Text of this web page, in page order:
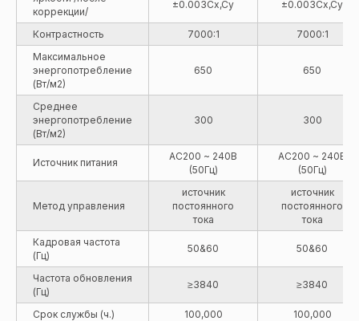
коррекции/
±0.003Cx,Cy
±0.003Cx,Cy
Контрастность 7000:1
7000:1
Максимальное
энергопотребление
(Вт/м2)
650 650
Среднее
энергопотребление
(Вт/м2)
300 300
Источник питания
AC200 ~ 240В
(50Гц)
AC200 ~ 240В
(50Гц)
Метод управления
источник
постоянного
тока
источник
постоянного
тока
Кадровая частота
(Гц)
50&60 50&60
Частота обновления
(Гц)
≥3840 ≥3840
Срок службы (ч.) 100,000
100,000